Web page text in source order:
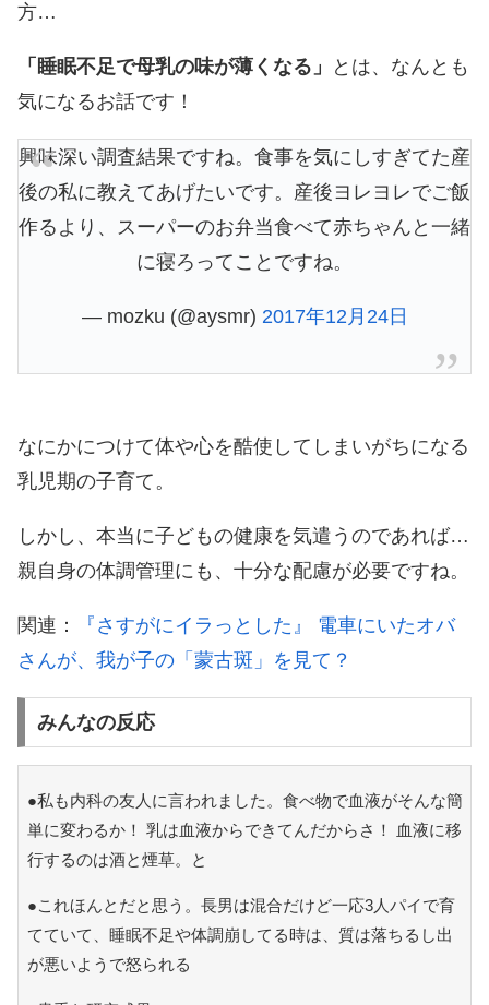
方…
「睡眠不足で母乳の味が薄くなる」
とは、なんとも
気になるお話です！
興味深い調査結果ですね。食事を気にしすぎてた産
後の私に教えてあげたいです。産後ヨレヨレでご飯
作るより、スーパーのお弁当食べて赤ちゃんと一緒
に寝ろってことですね。
— mozku (@aysmr) 2017年12月24日
なにかにつけて体や心を酷使してしまいがちになる
乳児期の子育て。
しかし、本当に子どもの健康を気遣うのであれば…
親自身の体調管理にも、十分な配慮が必要ですね。
関連：
『さすがにイラっとした』 電車にいたオバ
さんが、我が子の「蒙古斑」を見て？
みんなの反応
●私も内科の友人に言われました。食べ物で血液がそんな簡
単に変わるか！ 乳は血液からできてんだからさ！ 血液に移
行するのは酒と煙草。と
●これほんとだと思う。長男は混合だけど一応3人パイで育
てていて、睡眠不足や体調崩してる時は、質は落ちるし出
が悪いようで怒られる